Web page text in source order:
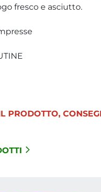
fresco e asciutto.
PRODOTTO,